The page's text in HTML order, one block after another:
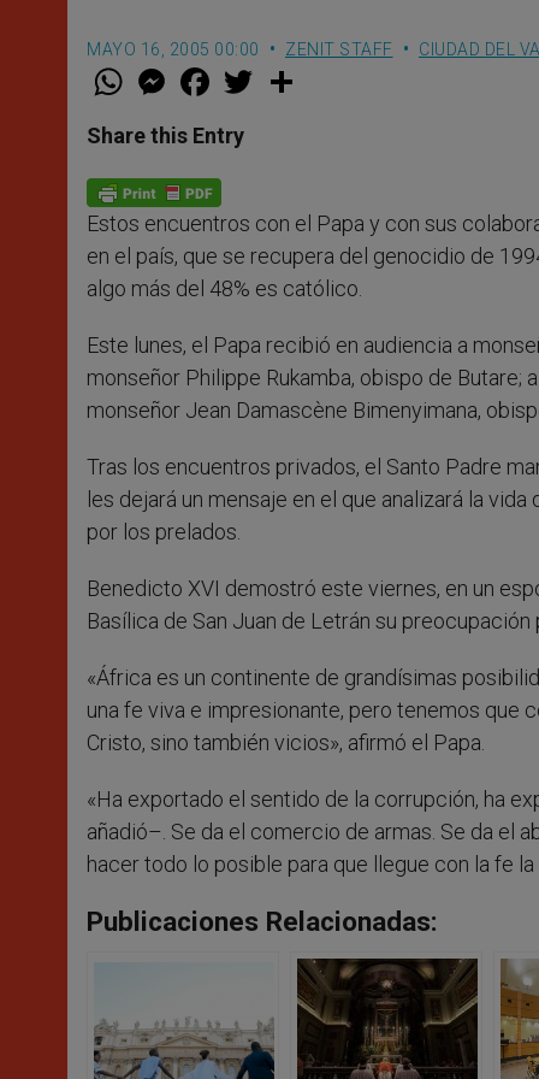
MAYO 16, 2005 00:00 ZENIT STAFF CIUDAD DEL
W
t
s
p
p
M
e
s
e
g
e
r
F
a
e
b
o
k
w
Share this Entry
Estos encuentros con el Papa y con sus
en el país, que se recupera del genocidio de
algo más del 48% es católico.
Este lunes, el Papa recibió en audiencia a
monseñor Philippe Rukamba, obispo de Butare;
monseñor Jean Damascène Bimenyimana,
Tras los encuentros privados, el Santo Padre
les dejará un mensaje en el que analizará la
por los prelados.
Benedicto XVI demostró este viernes, en un
Basílica de San Juan de Letrán su preocupación
«África es un continente de grandísimas
una fe viva e impresionante, pero tenemos que
Cristo, sino también vicios», afirmó el Papa.
«Ha exportado el sentido de la corrupción, ha
añadió–. Se da el comercio de armas. Se da el
hacer todo lo posible para que llegue con la fe
Publicaciones Relacionadas: